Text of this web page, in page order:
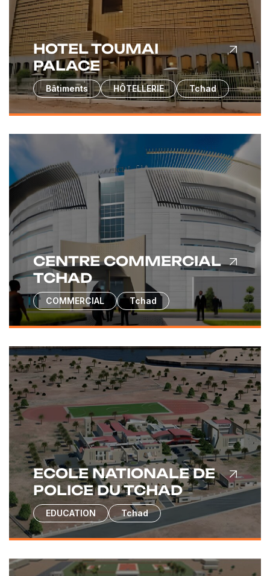
HOTEL TOUMAI
PALACE
Bâtiments HÔTELLERIE Tchad
CENTRE COMMERCIAL
TCHAD
COMMERCIAL Tchad
ECOLE NATIONALE DE
POLICE DU TCHAD
EDUCATION Tchad